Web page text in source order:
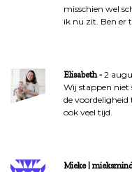
misschien wel
ik nu zit. Ben er
Elisabeth
2
Wij stappen niet
de voordeligheid
ook veel tijd.
Mieke |